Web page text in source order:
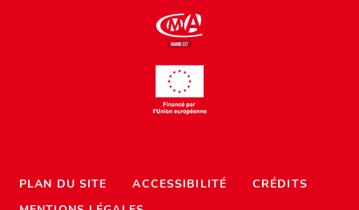
PLAN DU SITE ACCESSIBILITÉ
CRÉDITS